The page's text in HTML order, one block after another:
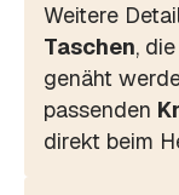
Weitere
Taschen,
genäht
passenden
direkt beim